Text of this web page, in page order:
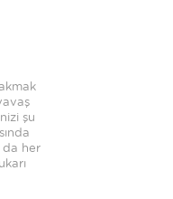
şu
da her